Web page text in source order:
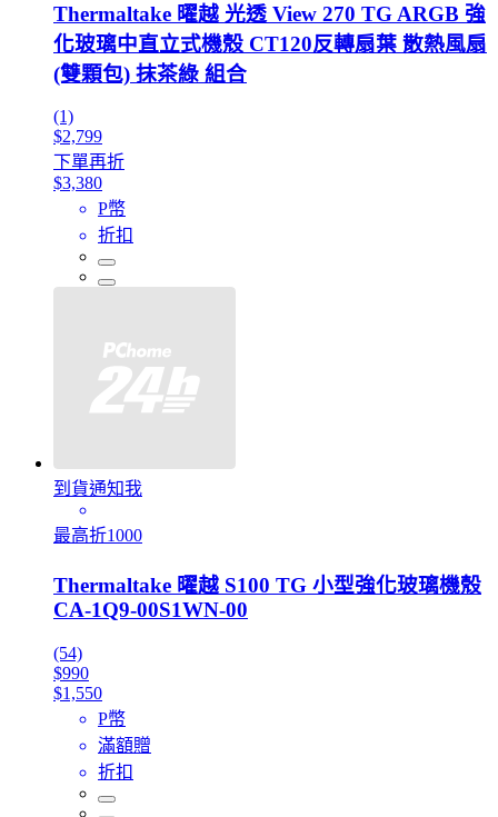
Thermaltake 曜越 光透 View 270 TG ARGB 強
化玻璃中直立式機殼 CT120反轉扇葉 散熱風扇
(雙顆包) 抹茶綠 組合
(1)
$2,799
下單再折
$3,380
P幣
折扣
到貨通知我
最高折1000
Thermaltake 曜越 S100 TG 小型強化玻璃機殼
CA-1Q9-00S1WN-00
(54)
$990
$1,550
P幣
滿額贈
折扣